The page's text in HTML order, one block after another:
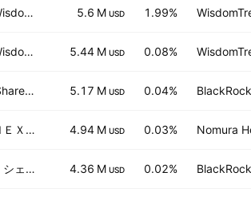
WisdomTree Japan Opportunities Fund 5.6 M USD 1.99%
WisdomTree Japan Hedged Equity Fund 5.44 M USD 0.08%
iShares MSCI EAFE Small-Cap ETF 5.17 M USD 0.04%
ＮＥＸＴ ＦＵＮＤＳ ＪＰＸ日経インデックス４００連動型上場投信 4.94 M USD 0.03% Nomura
Ｉシェアーズ・コア ＴＯＰＩＸ ＥＴＦ 4.36 M USD 0.02%